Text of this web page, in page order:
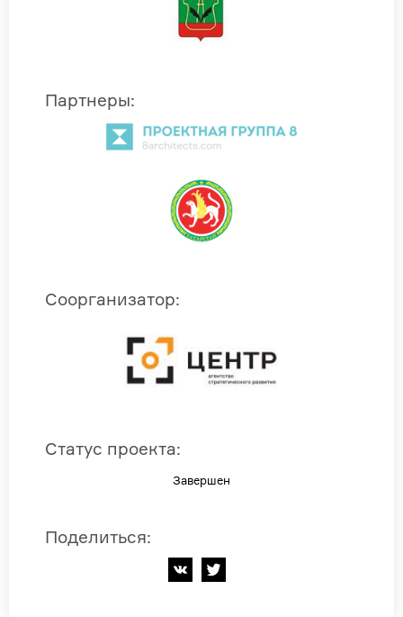
Партнеры:
Соорганизатор:
Статус проекта:
Завершен
Поделиться: